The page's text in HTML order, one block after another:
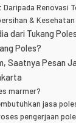
Renovasi
& Kesehatan
dari Tukang Poles
Poles?
Saatnya Pesan
marmer?
jasa
pengerjaan